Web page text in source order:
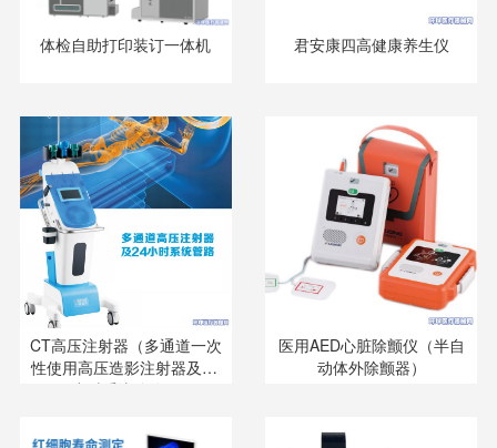
体检自助打印装订一体机 君安康四高健康养生仪
CT高压注射器（多通道一次
性使用高压造影注射器及24
小时系统管路）
医用AED心脏除颤仪（半自
动体外除颤器）